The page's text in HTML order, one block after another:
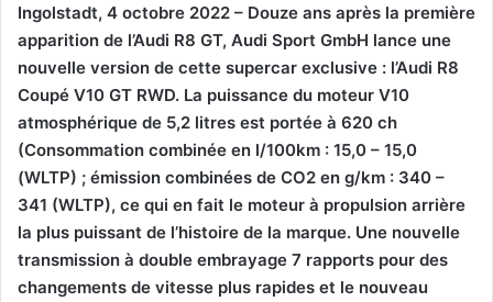
Ingolstadt, 4 octobre 2022 – Douze ans après la première
apparition de l’Audi R8 GT, Audi Sport GmbH lance une
nouvelle version de cette supercar exclusive : l’Audi R8
Coupé V10 GT RWD. La puissance du moteur V10
atmosphérique de 5,2 litres est portée à 620 ch
(Consommation combinée en l/100km : 15,0 – 15,0
(WLTP) ; émission combinées de CO2 en g/km : 340 –
341 (WLTP), ce qui en fait le moteur à propulsion arrière
la plus puissant de l’histoire de la marque. Une nouvelle
transmission à double embrayage 7 rapports pour des
changements de vitesse plus rapides et le nouveau